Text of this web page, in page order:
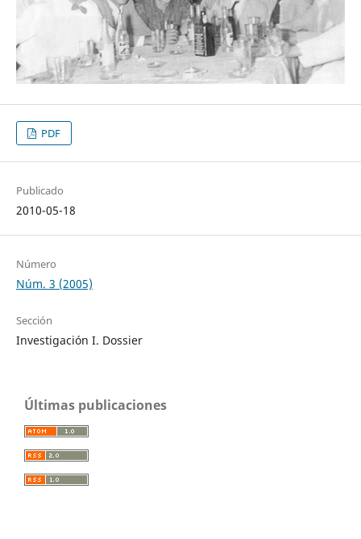
PDF
Publicado
2010-05-18
Número
Núm. 3 (2005)
Sección
Investigación I. Dossier
Últimas publicaciones